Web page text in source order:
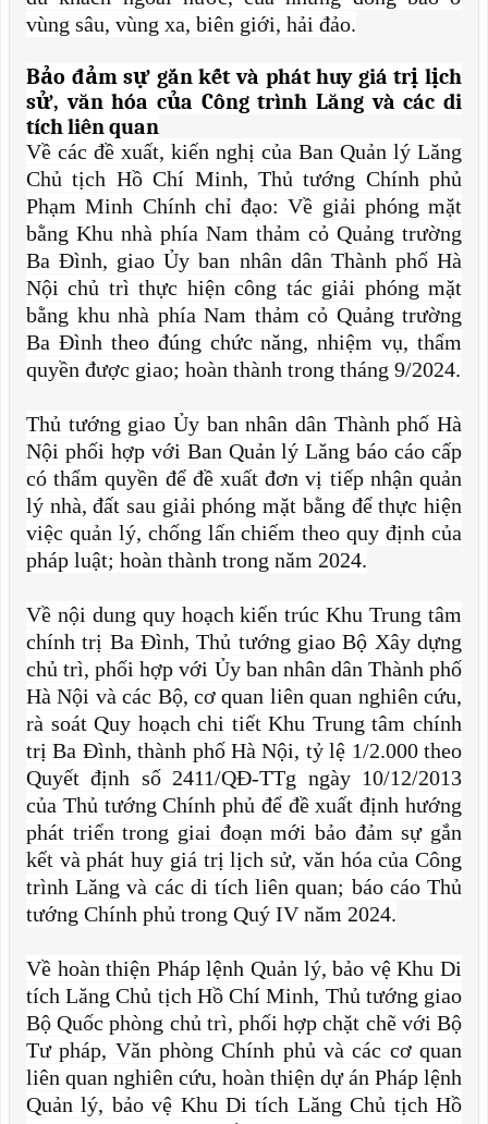
vùng sâu, vùng xa, biên giới, hải đảo.
Bảo đảm sự gắn kết và phát huy giá trị lịch
sử, văn hóa của Công trình Lăng và các di
tích liên quan
Về các đề xuất, kiến nghị của Ban Quản lý Lăng
Chủ tịch Hồ Chí Minh, Thủ tướng Chính phủ
Phạm Minh Chính chỉ đạo: Về giải phóng mặt
bằng Khu nhà phía Nam thảm cỏ Quảng trường
Ba Đình, giao Ủy ban nhân dân Thành phố Hà
Nội chủ trì thực hiện công tác giải phóng mặt
bằng khu nhà phía Nam thảm cỏ Quảng trường
Ba Đình theo đúng chức năng, nhiệm vụ, thẩm
quyền được giao; hoàn thành trong tháng 9/2024.
Thủ tướng giao Ủy ban nhân dân Thành phố Hà
Nội phối hợp với Ban Quản lý Lăng báo cáo cấp
có thẩm quyền để đề xuất đơn vị tiếp nhận quản
lý nhà, đất sau giải phóng mặt bằng để thực hiện
việc quản lý, chống lấn chiếm theo quy định của
pháp luật; hoàn thành trong năm 2024.
Về nội dung quy hoạch kiến trúc Khu Trung tâm
chính trị Ba Đình, Thủ tướng giao Bộ Xây dựng
chủ trì, phối hợp với Ủy ban nhân dân Thành phố
Hà Nội và các Bộ, cơ quan liên quan nghiên cứu,
rà soát Quy hoạch chi tiết Khu Trung tâm chính
trị Ba Đình, thành phố Hà Nội, tỷ lệ 1/2.000 theo
Quyết định số 2411/QĐ-TTg ngày 10/12/2013
của Thủ tướng Chính phủ để đề xuất định hướng
phát triển trong giai đoạn mới bảo đảm sự gắn
kết và phát huy giá trị lịch sử, văn hóa của Công
trình Lăng và các di tích liên quan; báo cáo Thủ
tướng Chính phủ trong Quý IV năm 2024.
Về hoàn thiện Pháp lệnh Quản lý, bảo vệ Khu Di
tích Lăng Chủ tịch Hồ Chí Minh, Thủ tướng giao
Bộ Quốc phòng chủ trì, phối hợp chặt chẽ với Bộ
Tư pháp, Văn phòng Chính phủ và các cơ quan
liên quan nghiên cứu, hoàn thiện dự án Pháp lệnh
Quản lý, bảo vệ Khu Di tích Lăng Chủ tịch Hồ